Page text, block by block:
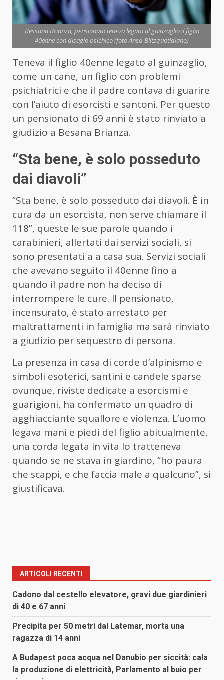
Bessana Brianza, pensionato teneva legato al guinzaglio il figlio
40enne con disagio psichico (foto Ansa-Blitzquotidiano)
Teneva il figlio 40enne legato al guinzaglio,
come un cane, un figlio con problemi
psichiatrici e che il padre contava di guarire
con l’aiuto di esorcisti e santoni. Per questo
un pensionato di 69 anni è stato rinviato a
giudizio a Besana Brianza.
“Sta bene, è solo posseduto
dai diavoli”
“Sta bene, è solo posseduto dai diavoli. È in
cura da un esorcista, non serve chiamare il
118”, queste le sue parole quando i
carabinieri, allertati dai servizi sociali, si
sono presentati a a casa sua. Servizi sociali
che avevano seguito il 40enne fino a
quando il padre non ha deciso di
interrompere le cure. Il pensionato,
incensurato, è stato arrestato per
maltrattamenti in famiglia ma sarà rinviato
a giudizio per sequestro di persona.
La presenza in casa di corde d’alpinismo e
simboli esoterici, santini e candele sparse
ovunque, riviste dedicate a esorcismi e
guarigioni, ha confermato un quadro di
agghiacciante squallore e violenza. L’uomo
legava mani e piedi del figlio abitualmente,
una corda legata in vita lo tratteneva
quando se ne stava in giardino, “ho paura
che scappi, e che faccia male a qualcuno”, si
giustificava.
ARTICOLI RECENTI
Cadono dal cestello elevatore, gravi due giardinieri
di 40 e 67 anni
Precipita per 50 metri dal Latemar, morta una
ragazza di 14 anni
A Budapest poca acqua nel Danubio per siccità: cala
la produzione di elettricità, Parlamento al buio per